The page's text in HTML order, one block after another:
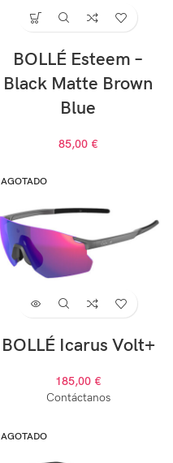
BOLLÉ Esteem –
Black Matte Brown
Blue
85,00 €
AGOTADO
BOLLÉ Icarus Volt+
185,00 €
Contáctanos
AGOTADO